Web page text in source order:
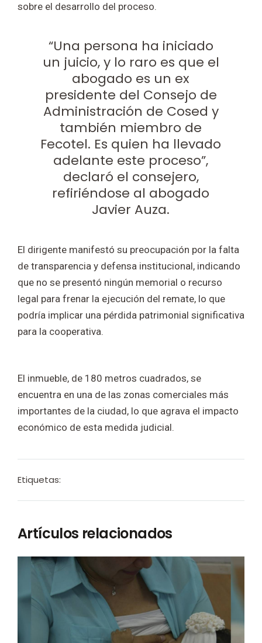
sobre el desarrollo del proceso.
“Una persona ha iniciado
un juicio, y lo raro es que el
abogado es un ex
presidente del Consejo de
Administración de Cosed y
también miembro de
Fecotel. Es quien ha llevado
adelante este proceso”,
declaró el consejero,
refiriéndose al abogado
Javier Auza.
El dirigente manifestó su preocupación por la falta
de transparencia y defensa institucional, indicando
que no se presentó ningún memorial o recurso
legal para frenar la ejecución del remate, lo que
podría implicar una pérdida patrimonial significativa
para la cooperativa.
El inmueble, de 180 metros cuadrados, se
encuentra en una de las zonas comerciales más
importantes de la ciudad, lo que agrava el impacto
económico de esta medida judicial.
Etiquetas:
Artículos relacionados